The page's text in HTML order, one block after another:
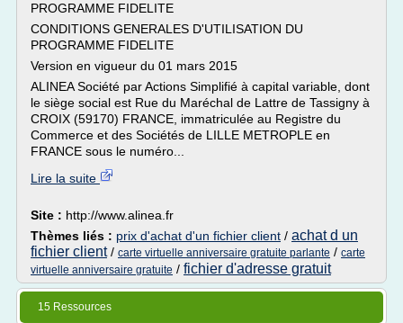
PROGRAMME FIDELITE
CONDITIONS GENERALES D'UTILISATION DU
PROGRAMME FIDELITE
Version en vigueur du 01 mars 2015
ALINEA Société par Actions Simplifié à capital variable, dont
le siège social est Rue du Maréchal de Lattre de Tassigny à
CROIX (59170) FRANCE, immatriculée au Registre du
Commerce et des Sociétés de LILLE METROPLE en
FRANCE sous le numéro...
Lire la suite
Site : http://www.alinea.fr
Thèmes liés : prix d'achat d'un fichier client / achat d un
fichier client/ carte virtuelle anniversaire gratuite parlante / carte
virtuelle anniversaire gratuite / fichier d'adresse gratuit
15 Ressources